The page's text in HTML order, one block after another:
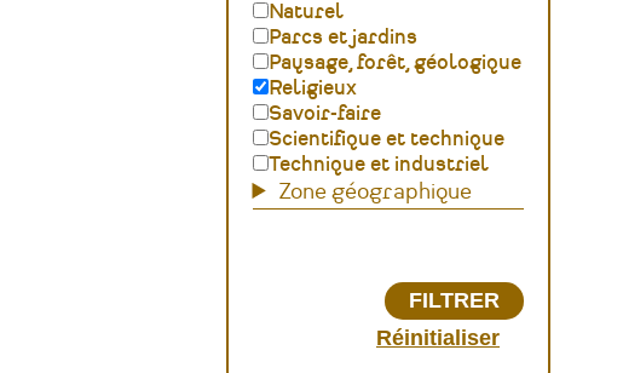
Naturel
Parcs et jardins
Paysage, forêt, géologique
Religieux
Savoir-faire
Scientifique et technique
Technique et industriel
Zone géographique